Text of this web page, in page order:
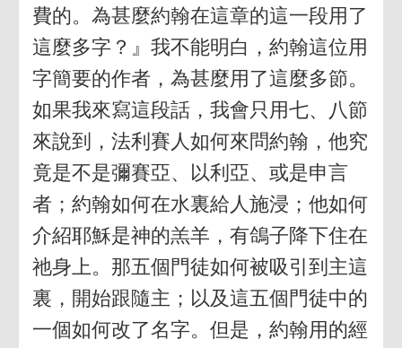
費的。為甚麼約翰在這章的這一段用了
這麼多字？』我不能明白，約翰這位用
字簡要的作者，為甚麼用了這麼多節。
如果我來寫這段話，我會只用七、八節
來說到，法利賽人如何來問約翰，他究
竟是不是彌賽亞、以利亞、或是申言
者；約翰如何在水裏給人施浸；他如何
介紹耶穌是神的羔羊，有鴿子降下住在
祂身上。那五個門徒如何被吸引到主這
裏，開始跟隨主；以及這五個門徒中的
一個如何改了名字。但是，約翰用的經